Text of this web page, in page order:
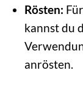
Rösten:
kannst du
anrösten.